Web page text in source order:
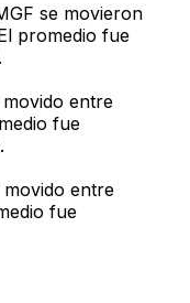
se movieron
promedio fue
entre
fue
movido entre
fue